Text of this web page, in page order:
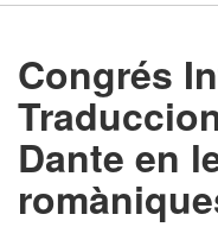
Congrés
Dante en